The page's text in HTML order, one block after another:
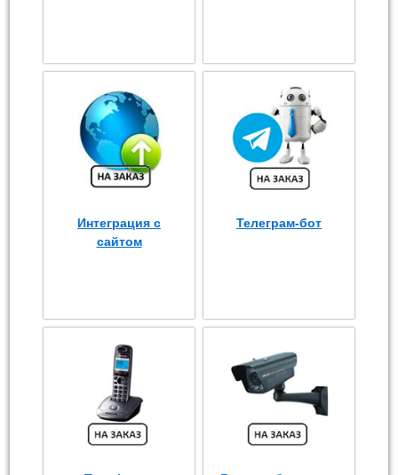
Интеграция с
сайтом
Телеграм-бот